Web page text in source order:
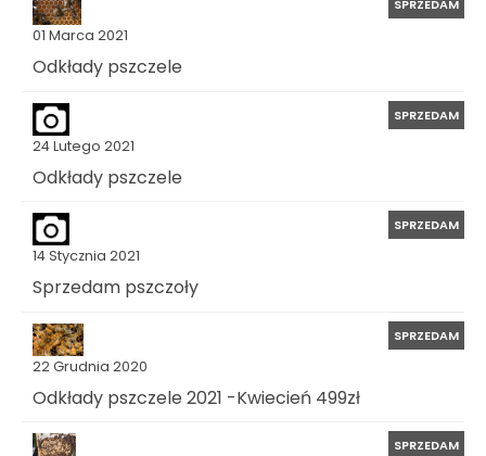
01 Marca 2021
SPRZEDAM
Odkłady pszczele
24 Lutego 2021
SPRZEDAM
Odkłady pszczele
14 Stycznia 2021
SPRZEDAM
Sprzedam pszczoły
22 Grudnia 2020
SPRZEDAM
Odkłady pszczele 2021 -Kwiecień 499zł
SPRZEDAM